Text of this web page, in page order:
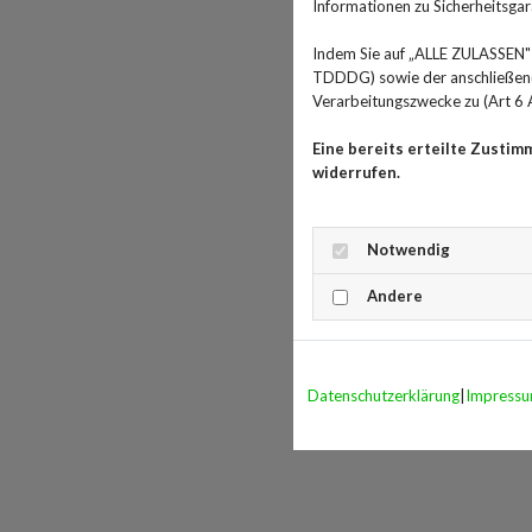
Informationen zu
Indem Sie auf „ALLE
TDDDG) sowie der
Verarbeitungszwecke zu (Art 6
Eine bereits erteilte
widerrufen.
Notwendig
Andere
Datenschutzerklärung